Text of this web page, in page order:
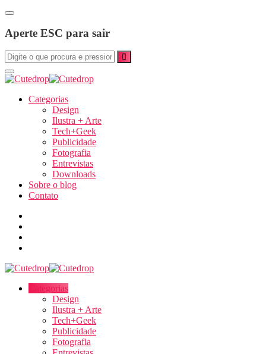
Aperte ESC para sair
Categorias
Design
Ilustra + Arte
Tech+Geek
Publicidade
Fotografia
Entrevistas
Downloads
Sobre o blog
Contato
Categorias
Design
Ilustra + Arte
Tech+Geek
Publicidade
Fotografia